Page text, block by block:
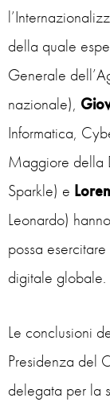
della quale
Generale
nazionale),
Informatica,
Maggiore della
Sparkle) e
Leonardo)
possa
digitale globale.
Le conclusioni
Presidenza del
delegata per la